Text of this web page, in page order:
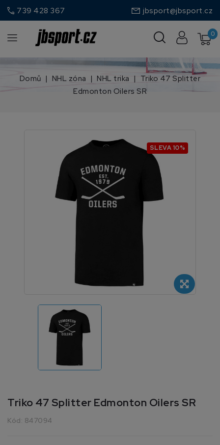
call 739 428 367 jbsport@jbsport.cz
0
Domů NHL zóna NHL trika
Triko 47 Splitter
Edmonton Oilers SR
SLEVA 10%
Triko 47 Splitter Edmonton Oilers SR
Kód: 847094